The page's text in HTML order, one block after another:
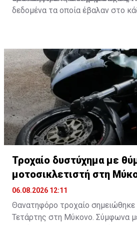
δεδομένα τα οποία έβαλαν στο
Τροχαίο δυστύχημα με
μοτοσικλετιστή στη
06.08.2026 12:11
Θανατηφόρο τροχαίο
Τετάρτης στη Μύκονο. Σύμφωνα